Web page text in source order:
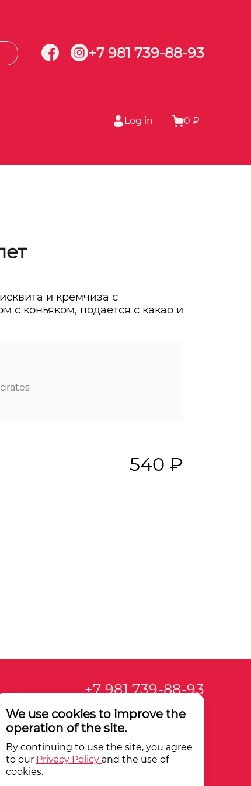
+7 981 739-88-93
Log in 0 ₽
и кремчиза с
с коньяком, подается с какао и
540 ₽
+7 981 739-88-93
We use cookies to improve the
operation of the site.
By continuing to use the site, you agree
to our Privacy Policy and the use of
cookies.